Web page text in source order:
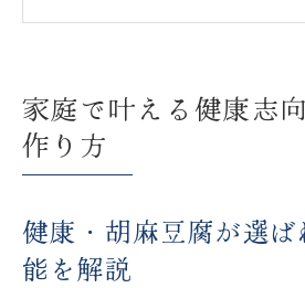
健康・胡麻豆腐レシピを
の工夫
健康・胡麻豆腐の冷やし
い
濃厚食感を楽しむ胡麻豆腐の
家庭で叶える健康志
作り方
健康・胡麻豆腐が選
能を解説